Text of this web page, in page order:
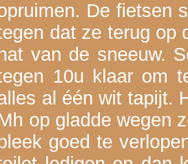
De fietsen
dat ze terug op
van de sneeuw.
10u klaar om
al één wit tapijt.
op gladde wegen
bleek goed te